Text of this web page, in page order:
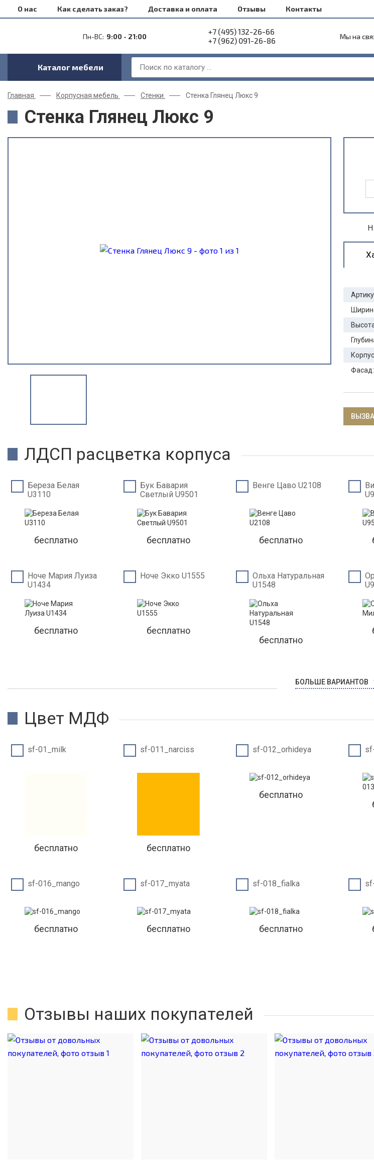
О нас Как сделать заказ? Доставка и оплата Отзывы Контакты
Пн-ВС: 9:00 - 21:00
+7 (495) 132-26-66
+7 (962) 091-26-86
Мы на
Каталог мебели
Главная Корпусная мебель Стенки Стенка Глянец Люкс 9
Стенка Глянец Люкс 9
Фасад:
ЛДСП расцветка корпуса
Береза Белая
U3110
бесплатно
Бук Бавария
Светлый U9501
бесплатно
Венге Цаво U2108
бесплатно
Ноче Мария Луиза
U1434
бесплатно
Ноче Экко U1555
бесплатно
Ольха Натуральная
U1548
бесплатно
БОЛЬШЕ ВАРИАНТОВ
Цвет МДФ
sf-01_milk
бесплатно
sf-011_narciss
бесплатно
sf-012_orhideya
бесплатно
sf-016_mango
бесплатно
sf-017_myata
бесплатно
sf-018_fialka
бесплатно
Отзывы наших покупателей